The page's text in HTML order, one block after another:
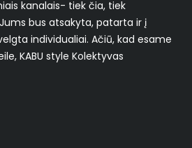
kanalais- tiek čia, tiek
bus atsakyta, patarta ir į
individualiai. Ačiū, kad esame
KABU style Kolektyvas